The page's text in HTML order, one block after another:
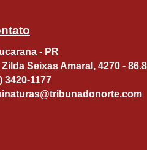
- PR
Zilda Seixas Amaral, 4270 -
3420-1177